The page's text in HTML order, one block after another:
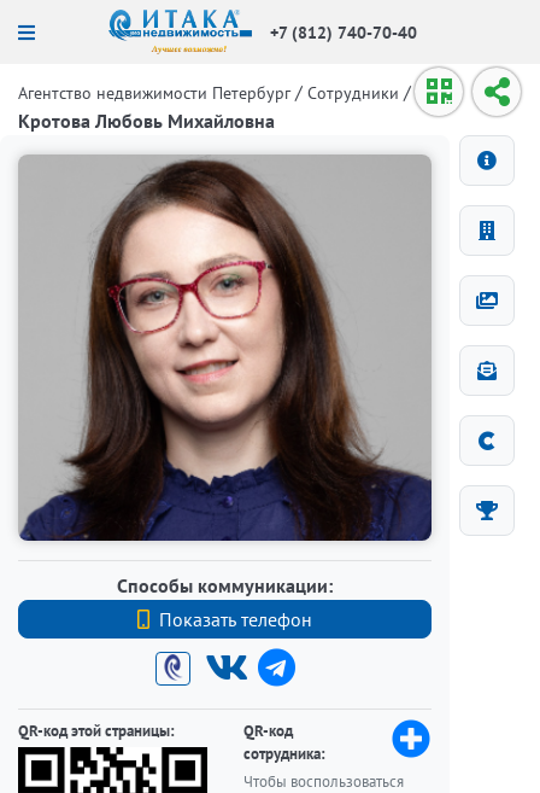
+7 (812) 740-70-40
Агентство недвижимости Петербург / Сотрудники /
Кротова Любовь Михайловна
Способы коммуникации:
Показать телефон
+7 8127407040
QR-код этой страницы:
QR-код
сотрудника:
Чтобы воспользоваться